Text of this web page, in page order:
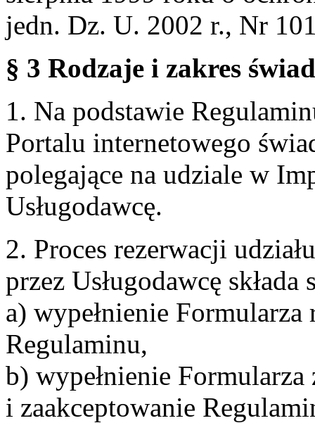
jedn. Dz. U. 2002 r., Nr
§ 3 Rodzaje i zakres
1. Na podstawie
Portalu internetowego
polegające na udziale w
Usługodawcę.
2. Proces rezerwacji
przez Usługodawcę
a) wypełnienie
Regulaminu,
b) wypełnienie Formularza
i zaakceptowanie